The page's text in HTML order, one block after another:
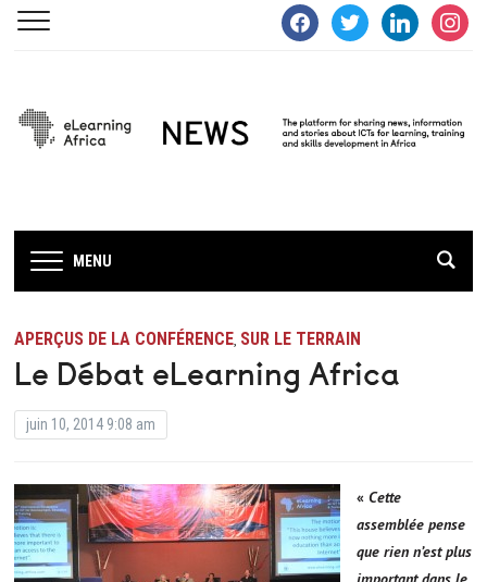
facebooktwitter linkedin
MENU
APERÇUS DE LA CONFÉRENCE, SUR LE TERRAIN
Le Débat eLearning Africa
juin 10, 2014 9:08 am
«Cette
assemblée pense
que rien n’est plus